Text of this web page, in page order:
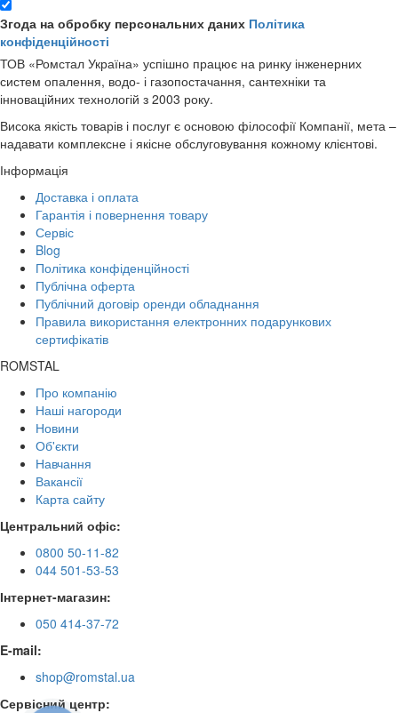
Згода на обробку персональних даних Політика
конфіденційності
ТОВ «Ромстал Україна» успішно працює на ринку інженерних
систем опалення, водо- і газопостачання, сантехніки та
інноваційних технологій з 2003 року.
Висока якість товарів і послуг є основою філософії Компанії, мета –
надавати комплексне і якісне обслуговування кожному клієнтові.
Інформація
Доставка і оплата
Гарантія і повернення товару
Сервіс
Blog
Політика конфіденційності
Публічна оферта
Публічний договір оренди обладнання
Правила використання електронних подарункових
сертифікатів
ROMSTAL
Про компанію
Наші нагороди
Новини
Об'єкти
Навчання
Вакансії
Карта сайту
Центральний офіс:
0800 50-11-82
044 501-53-53
Інтернет-магазин:
050 414-37-72
E-mail:
shop@romstal.ua
Сервісний центр: